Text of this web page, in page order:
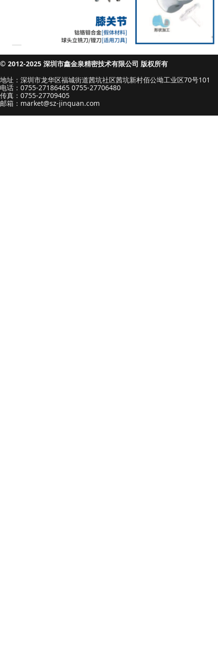
地址：深圳市龙华区福城街道茜坑社区茜坑新村佰公坳工业区70号101
电话：0755-27186465 0755-27706480
传真：0755-27709405
邮箱：market@sz-jinquan.com
© 2012-2025 深圳市鑫金泉精密技术有限公司 版权所有